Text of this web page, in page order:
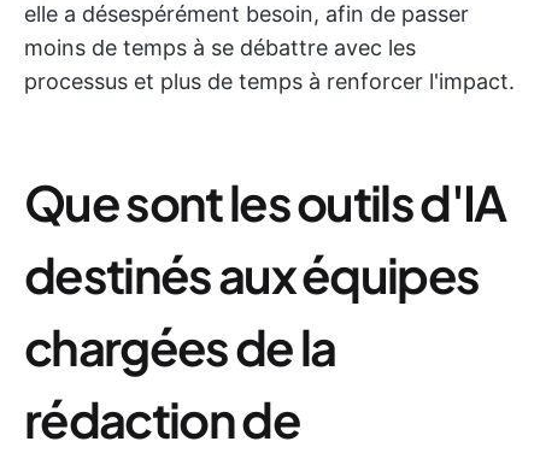
elle a désespérément besoin, afin de passer
moins de temps à se débattre avec les
processus et plus de temps à renforcer l'impact.
Que sont les outils d'IA
destinés aux équipes
chargées de la
rédaction de